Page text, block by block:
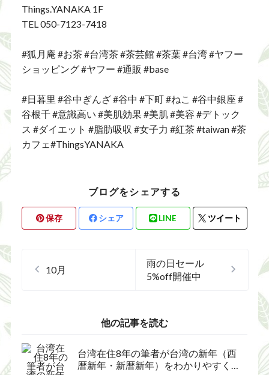
Things.YANAKA 1F
TEL 050-7123-7418
#狐月庵 #お茶 #台湾茶 #茶芸館 #茶葉 #台湾 #ヤフー
ショッピング #ヤフー #通販 #base
#日暮里 #谷中ぎんざ #谷中 #下町 #ねこ #谷中銀座 #
谷根千 #意識高い #美肌効果 #美肌 #美容 #デトック
ス #ダイエット #脂肪吸収 #女子力 #紅茶 #taiwan #茶
カフェ#ThingsYANAKA
ブログをシェアする
保存 シェア LINE ツイート
10月
雨の日セール
5%off開催中
他の記事を読む
台湾在住8年の筆者が台湾の新年（西
暦新年・新暦新年）をわかりやすく